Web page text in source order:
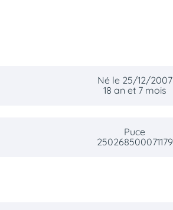
Né le 25/12/2007
18 an et 7 mois
Puce
250268500071179